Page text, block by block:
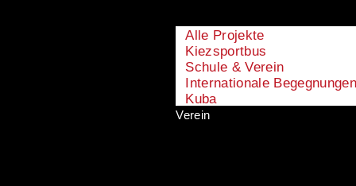
Alle Projekte
Kiezsportbus
Schule & Verein
Internationale
Kuba
Verein